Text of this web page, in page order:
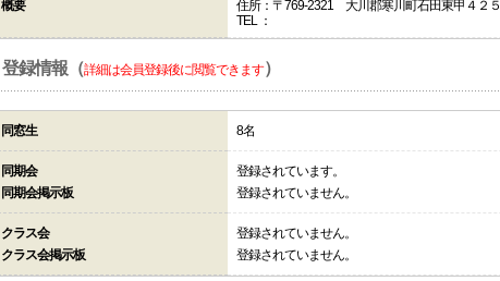
概要
住所：〒769-2321 大川郡寒川町石田東甲４２５
TEL ：
登録情報（詳細は会員登録後に閲覧できます）
同窓生 8名
同期会
同期会掲示板
登録されています。
登録されていません。
クラス会
クラス会掲示板
登録されていません。
登録されていません。